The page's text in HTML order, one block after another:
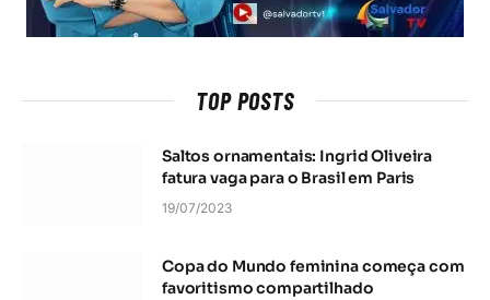
TOP POSTS
Saltos ornamentais: Ingrid Oliveira
fatura vaga para o Brasil em Paris
19/07/2023
Copa do Mundo feminina começa com
favoritismo compartilhado